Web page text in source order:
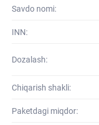
Savdo nomi:
INN:
Dozalash:
Chiqarish shakli:
Paketdagi miqdor: